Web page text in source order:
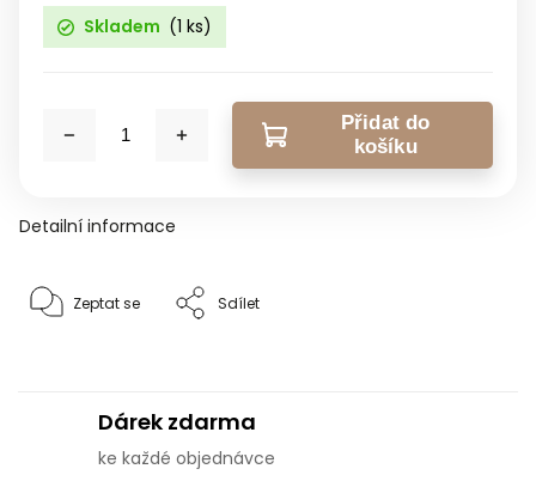
Skladem (1 ks)
Přidat do
košíku
Detailní informace
Zeptat se Sdílet
Dárek zdarma
ke každé objednávce